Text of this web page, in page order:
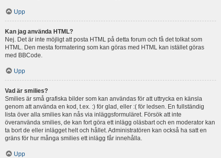
Upp
Kan jag använda HTML?
Nej. Det är inte möjligt att posta HTML på detta forum och få det tolkat som
HTML. Den mesta formatering som kan göras med HTML kan istället göras
med BBCode.
Upp
Vad är smilies?
Smilies är små grafiska bilder som kan användas för att uttrycka en känsla
genom att använda en kod, t.ex. :) för glad, eller :( för ledsen. En fullständig
lista över alla smilies kan nås via inläggsformuläret. Försök att inte
överanvända smilies, de kan fort göra ett inlägg oläsbart och en moderator kan
ta bort de eller inlägget helt och hållet. Administratören kan också ha satt en
gräns för hur många smilies ett inlägg får innehålla.
Upp